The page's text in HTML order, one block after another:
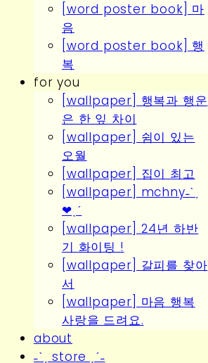
[word poster book] 마
음
[word poster book] 행
복
for you
[wallpaper] 행복과 행운
은 한 잎 차이
[wallpaper] 쉼이 있는
오월
[wallpaper] 집이 최고
[wallpaper] mchny˗ˋˏ
❤︎ˎˊ
[wallpaper] 24년 하반
기 화이팅 !
[wallpaper] 갈피를 찾아
서
[wallpaper] 마음 행복
사랑을 드려요.
about
˗ˋˏ store ˎˊ˗